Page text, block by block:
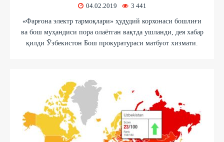
04.02.2019 3 441
«Фарғона электр тармоқлари» ҳудудий корхонаси бошлиғи
ва бош муҳандиси пора олаётган вақтда ушланди, дея хабар
қилди Ўзбекистон Бош прокуратураси матбуот хизмати.